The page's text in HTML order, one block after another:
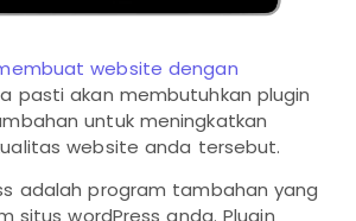
website dengan
pasti akan membutuhkan plugin
untuk meningkatkan
website anda tersebut.
adalah program tambahan yang